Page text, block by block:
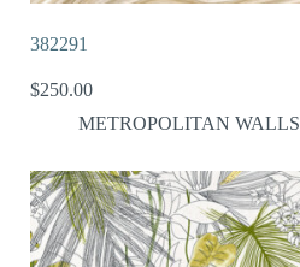
382291
$250.00
METROPOLITAN WALLS